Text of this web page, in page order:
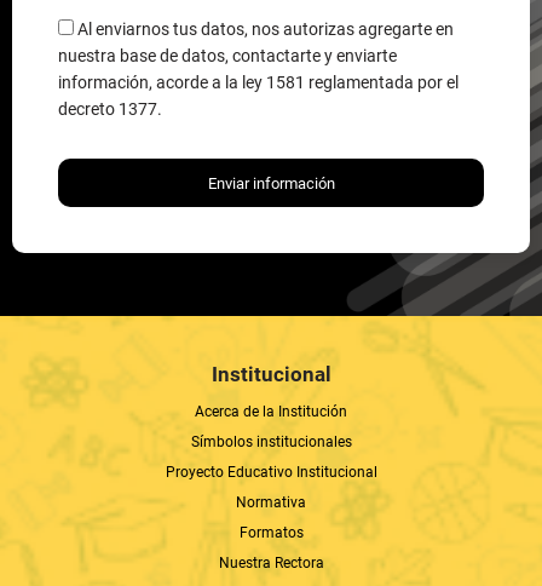
Al enviarnos tus datos, nos autorizas agregarte en
nuestra base de datos, contactarte y enviarte
información, acorde a la ley 1581 reglamentada por el
decreto 1377.
Enviar información
Institucional
Acerca de la Institución
Símbolos institucionales
Proyecto Educativo Institucional
Normativa
Formatos
Nuestra Rectora